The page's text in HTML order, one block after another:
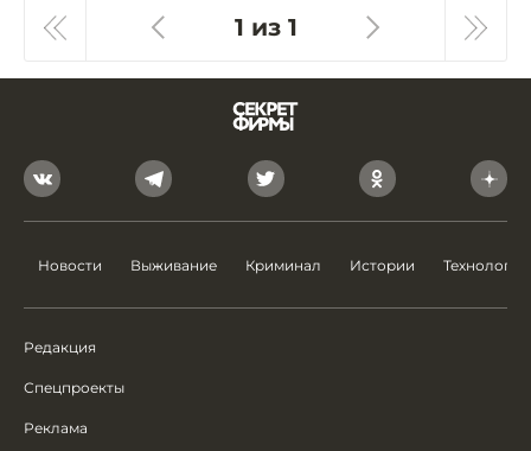
1 из 1
Новости Выживание Криминал Истории Технологии
Редакция
Спецпроекты
Реклама